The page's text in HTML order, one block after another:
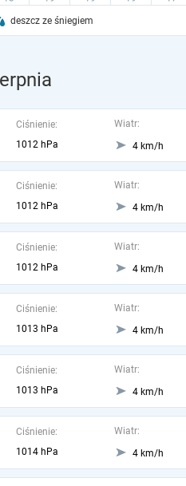
deszcz ze śniegiem
Ciśnienie:
1012 hPa
Wiatr:
4 km/h
Ciśnienie:
1012 hPa
Wiatr:
4 km/h
Ciśnienie:
1012 hPa
Wiatr:
4 km/h
Ciśnienie:
1013 hPa
Wiatr:
4 km/h
Ciśnienie:
1013 hPa
Wiatr:
4 km/h
Ciśnienie:
1014 hPa
Wiatr:
4 km/h